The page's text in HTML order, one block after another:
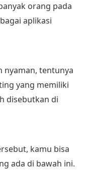
orang pada
aplikasi
nyaman, tentunya
yang memiliki
disebutkan di
kamu bisa
ada di bawah ini.